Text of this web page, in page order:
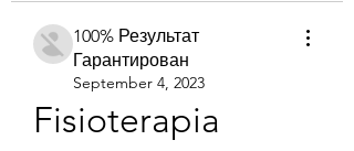
100% Результат
Гарантирован
September 4, 2023
Fisioterapia